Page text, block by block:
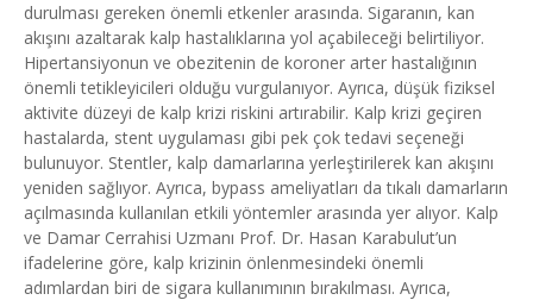
durulması gereken önemli etkenler arasında. Sigaranın, kan
akışını azaltarak kalp hastalıklarına yol açabileceği belirtiliyor.
Hipertansiyonun ve obezitenin de koroner arter hastalığının
önemli tetikleyicileri olduğu vurgulanıyor. Ayrıca, düşük fiziksel
aktivite düzeyi de kalp krizi riskini artırabilir. Kalp krizi geçiren
hastalarda, stent uygulaması gibi pek çok tedavi seçeneği
bulunuyor. Stentler, kalp damarlarına yerleştirilerek kan akışını
yeniden sağlıyor. Ayrıca, bypass ameliyatları da tıkalı damarların
açılmasında kullanılan etkili yöntemler arasında yer alıyor. Kalp
ve Damar Cerrahisi Uzmanı Prof. Dr. Hasan Karabulut’un
ifadelerine göre, kalp krizinin önlenmesindeki önemli
adımlardan biri de sigara kullanımının bırakılması. Ayrıca,